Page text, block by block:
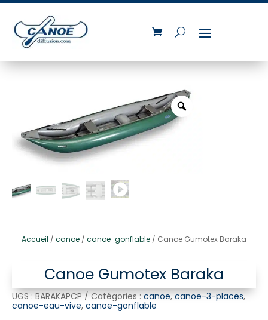
Accueil / canoe / canoe-gonflable / Canoe Gumotex Baraka
Canoe Gumotex Baraka
UGS :BARAKAPCP Catégories :canoe,canoe-3-places,
canoe-eau-vive, canoe-gonflable